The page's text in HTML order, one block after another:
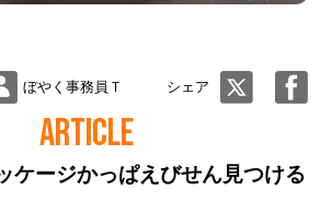
ぼやく事務員Ｔ シェア
ARTICLE
ケージかっぱえびせん見つける